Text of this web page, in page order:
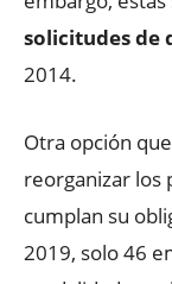
solicitudes de
2014.
Otra opción
reorganizar los
cumplan su
2019, solo 46